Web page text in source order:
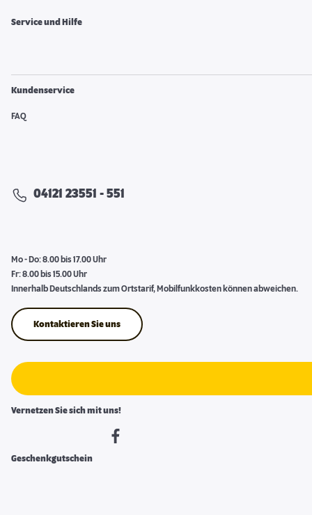
Service und Hilfe
Kundenservice
FAQ
04121 23551 - 551
Mo - Do: 8.00 bis 17.00 Uhr
Fr: 8.00 bis 15.00 Uhr
Innerhalb Deutschlands zum Ortstarif, Mobilfunkkosten können abweichen.
Kontaktieren Sie uns
Vernetzen Sie sich mit uns!
Geschenkgutschein